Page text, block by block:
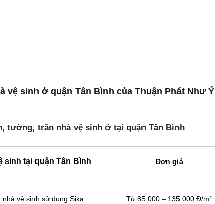
vệ sinh ở quận Tân Bình của Thuận Phát Như Ý
tường, trần nhà vệ sinh ở tại quận Tân Bình
sinh tại quận Tân Bình Đơn giá
vệ sinh sử dụng Sika Từ 85.000 – 135.000 Đ/m²